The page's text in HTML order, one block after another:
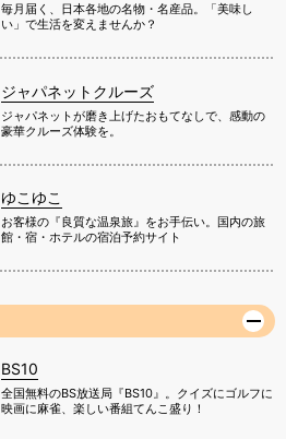
毎月届く、日本各地の名物・名産品。「美味し
い」で生活を変えませんか？
ジャパネットクルーズ
ジャパネットが磨き上げたおもてなしで、感動の
豪華クルーズ体験を。
ゆこゆこ
お客様の『良質な温泉旅』をお手伝い。国内の旅
館・宿・ホテルの宿泊予約サイト
BS10
全国無料のBS放送局『BS10』。クイズにゴルフに
映画に麻雀、楽しい番組てんこ盛り！